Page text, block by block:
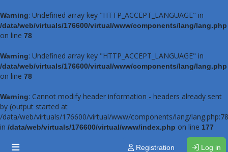
Warning: Undefined array key "HTTP_ACCEPT_LANGUAGE" in
/data/web/virtuals/176600/virtual/www/components/lang/lang.php
on line 78
Warning: Undefined array key "HTTP_ACCEPT_LANGUAGE" in
/data/web/virtuals/176600/virtual/www/components/lang/lang.php
on line 78
Warning: Cannot modify header information - headers already sent
by (output started at
/data/web/virtuals/176600/virtual/www/components/lang/
in /data/web/virtuals/176600/virtual/www/index.php on line 177
Registration Log in